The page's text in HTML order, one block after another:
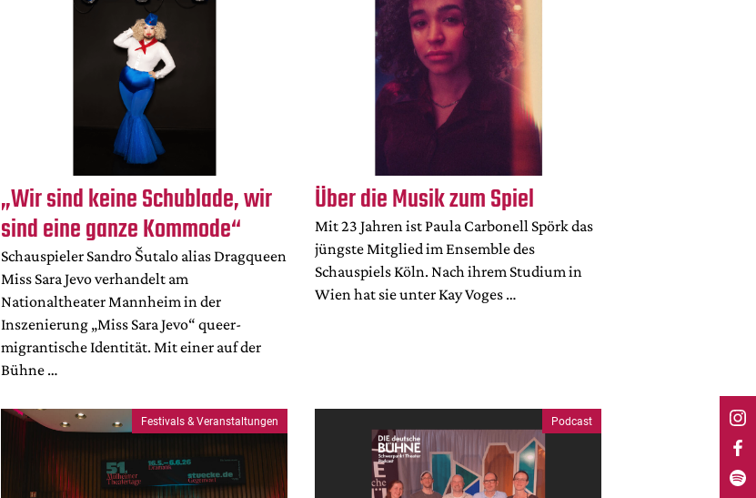
„Wir sind keine Schublade, wir
sind eine ganze Kommode“
Schauspieler Sandro Šutalo alias Dragqueen
Miss Sara Jevo verhandelt am
Nationaltheater Mannheim in der
Inszenierung „Miss Sara Jevo“ queer-
migrantische Identität. Mit einer auf der
Bühne …
Über die Musik zum Spiel
Mit 23 Jahren ist Paula Carbonell Spörk das
jüngste Mitglied im Ensemble des
Schauspiels Köln. Nach ihrem Studium in
Wien hat sie unter Kay Voges …
Festivals & Veranstaltungen Podcast